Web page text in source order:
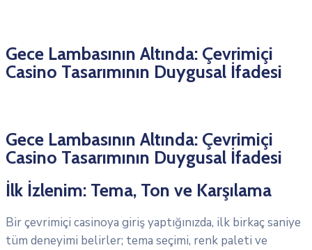
Gece Lambasının Altında: Çevrimiçi
Casino Tasarımının Duygusal İfadesi
Gece Lambasının Altında: Çevrimiçi
Casino Tasarımının Duygusal İfadesi
İlk İzlenim: Tema, Ton ve Karşılama
Bir çevrimiçi casinoya giriş yaptığınızda, ilk birkaç saniye
tüm deneyimi belirler; tema seçimi, renk paleti ve